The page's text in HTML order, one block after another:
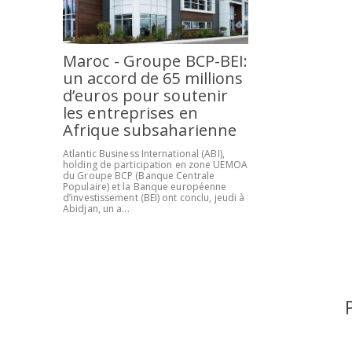
Maroc - Groupe BCP-BEI:
un accord de 65 millions
d’euros pour soutenir
les entreprises en
Afrique subsaharienne
Atlantic Business International (ABI),
holding de participation en zone UEMOA
du Groupe BCP (Banque Centrale
Populaire) et la Banque européenne
d’investissement (BEI) ont conclu, jeudi à
Abidjan, un a...